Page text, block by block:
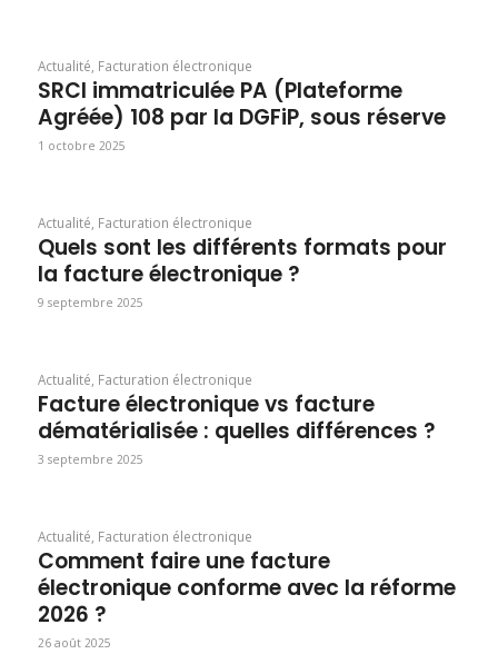
Actualité Facturation électronique
SRCI immatriculée PA (Plateforme
Agréée) 108 par la DGFiP, sous réserve
1 octobre 2025
Actualité Facturation électronique
Quels sont les différents formats pour
la facture électronique ?
9 septembre 2025
Actualité Facturation électronique
Facture électronique vs facture
dématérialisée : quelles différences ?
3 septembre 2025
Actualité Facturation électronique
Comment faire une facture
électronique conforme avec la réforme
2026 ?
26 août 2025